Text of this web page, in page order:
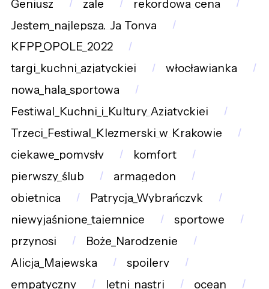
Geniusz
zale
rekordowa_cena
Jestem_najlepsza._Ja_Tonya
KFPP_OPOLE_2022
targi_kuchni_azjatyckiej
włocławianka
nowa_hala_sportowa
Festiwal_Kuchni_i_Kultury_Azjatyckiej
Trzeci_Festiwal_Klezmerski_w_Krakowie
ciekawe_pomysły
komfort
pierwszy_ślub
armagedon
obietnica
Patrycja_Wybrańczyk
niewyjaśnione_tajemnice
sportowe
przynosi
Boże_Narodzenie
Alicja_Majewska
spoilery
empatyczny
letni_nastrj
ocean